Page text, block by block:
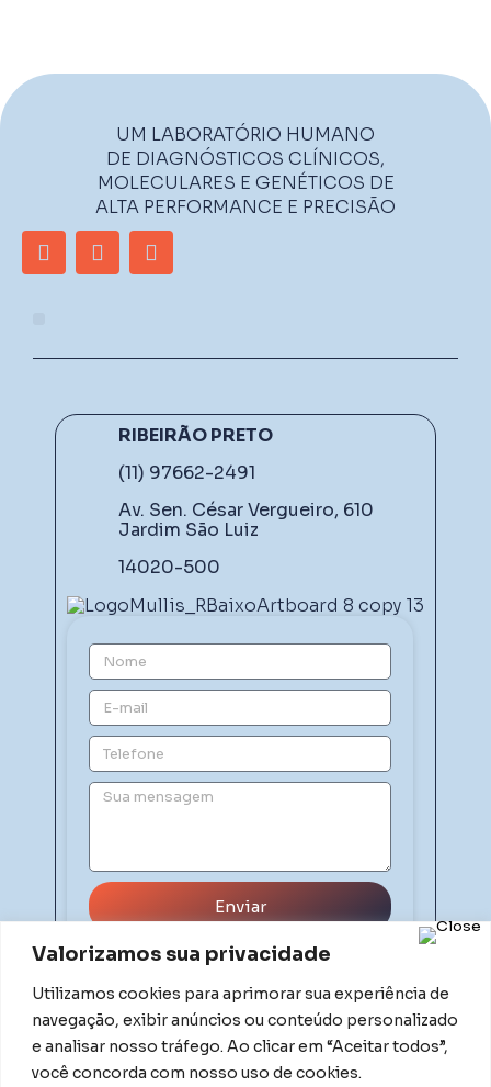
Valorizamos sua privacidade
Utilizamos cookies para aprimorar sua experiência de
navegação, exibir anúncios ou conteúdo personalizado
e analisar nosso tráfego. Ao clicar em “Aceitar todos”,
você concorda com nosso uso de cookies.
UM LABORATÓRIO HUMANO
DE DIAGNÓSTICOS CLÍNICOS,
MOLECULARES E GENÉTICOS DE
ALTA PERFORMANCE E PRECISÃO
RIBEIRÃO PRETO
(11) 97662-2491
Av. Sen. César Vergueiro, 610
Jardim São Luiz
14020-500
Enviar